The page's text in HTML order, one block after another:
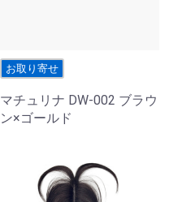
お取り寄せ
マチュリナ DW-002 ブラウ
ン×ゴールド